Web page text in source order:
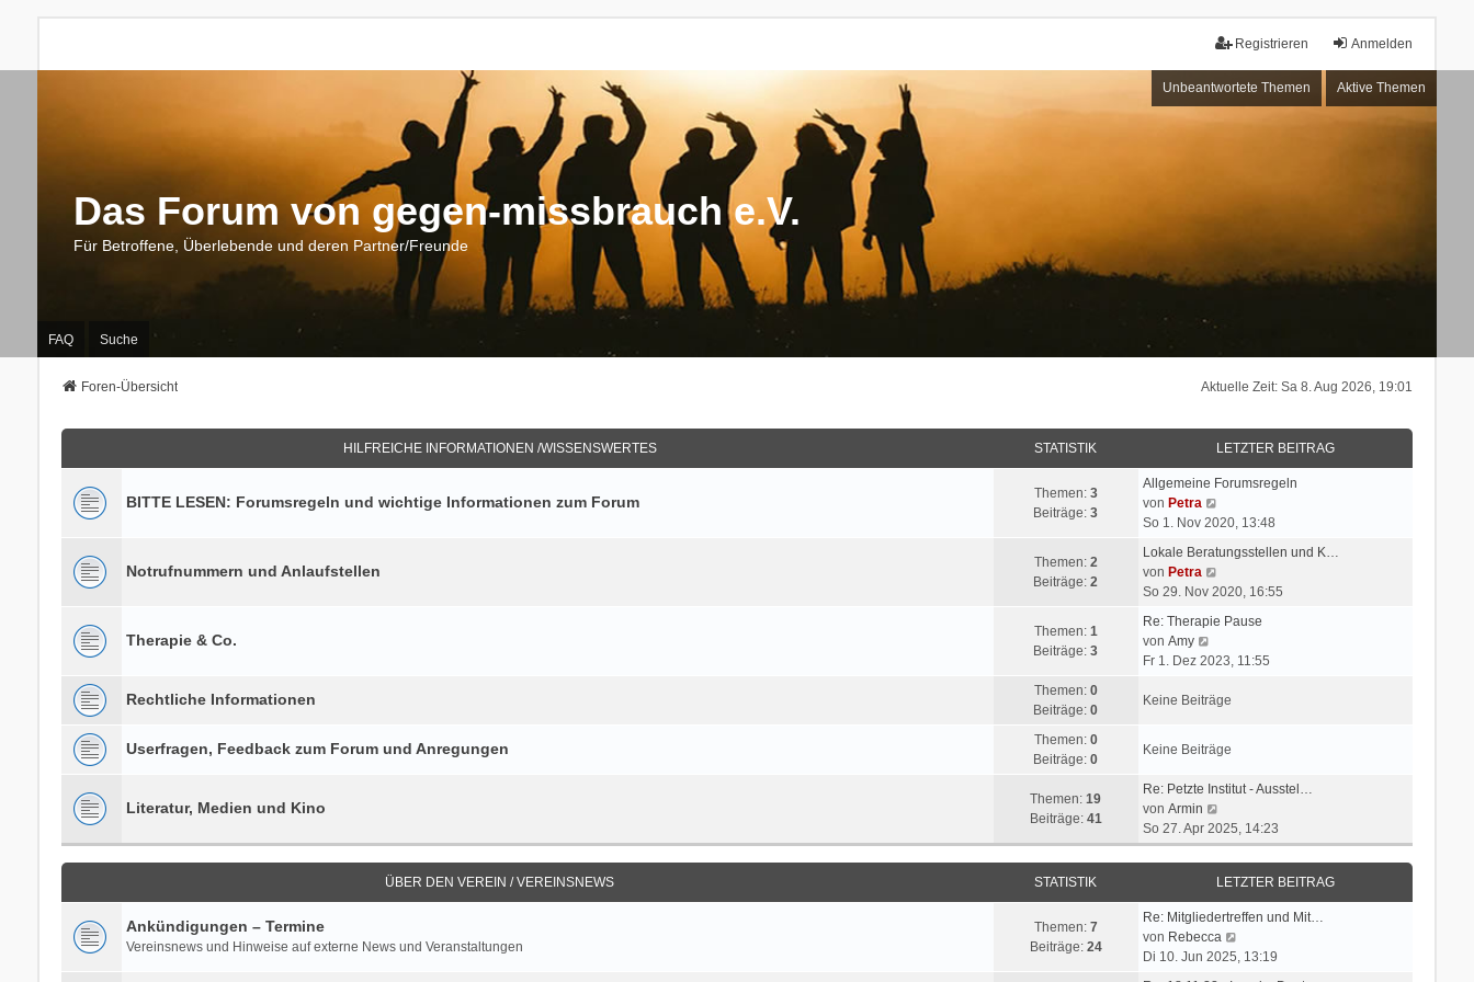
Anmelden
Registrieren
Unbeantwortete Themen Aktive Themen
Das Forum von gegen-missbrauch e.V.
Für Betroffene, Überlebende und deren Partner/Freunde
FAQ Suche
Aktuelle Zeit: Sa 8. Aug 2026, 19:01
Foren-Übersicht
HILFREICHE INFORMATIONEN /WISSENSWERTES STATISTIK LETZTER BEITRAG
BITTE LESEN: Forumsregeln und wichtige Informationen zum Forum Themen: 3
Beiträge:3
Allgemeine Forumsregeln
von Petra
e
e
t
e
B
i
a
So 1. Nov 2020, 13:48
Notrufnummern und Anlaufstellen Themen: 2
Beiträge:2
Lokale Beratungsstellen und K…
von Petra
e
e
t
r
e
t
a
g
So 29. Nov 2020, 16:55
Therapie & Co. Themen: 1
Beiträge:3
Re: Therapie Pause
von Amy
e
e
e
B
e
i
g
Fr 1. Dez 2023, 11:55
Rechtliche Informationen Themen: 0
Beiträge:0
Keine Beiträge
Userfragen, Feedback zum Forum und Anregungen Themen: 0
Beiträge:0
Keine Beiträge
Literatur, Medien und Kino Themen:19
Beiträge: 41
Re: Petzte Institut - Ausstel…
von Armin
e
u
e
s
t
e
r
B
So 27. Apr 2025, 14:23
ÜBER DEN VEREIN / VEREINSNEWS STATISTIK LETZTER BEITRAG
Ankündigungen – Termine
Vereinsnews und Hinweise auf externe News und Veranstaltungen
Themen: 7
Beiträge: 24
Re: Mitgliedertreffen und Mit…
von Rebecca
e
Di 10. Jun 2025, 13:19